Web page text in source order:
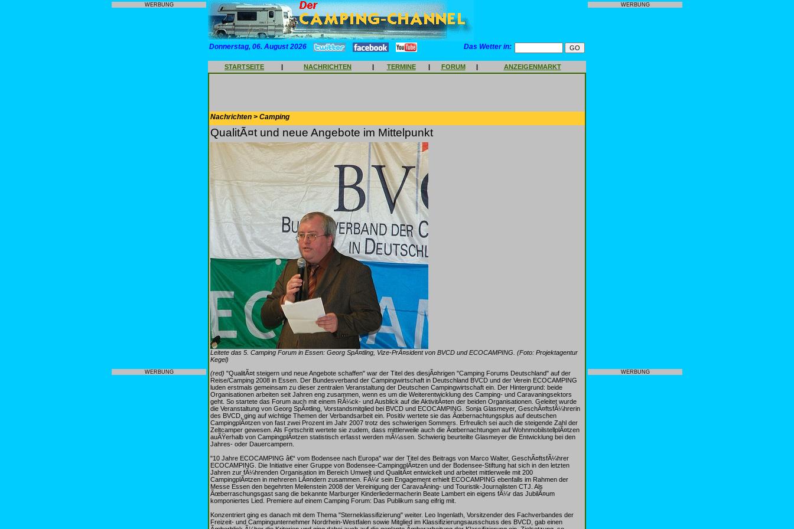
WERBUNG
WERBUNG
Donnerstag, 06. August 2026 Das Wetter in:
STARTSEITE | NACHRICHTEN | TERMINE | FORUM | ANZEIGENMARKT
Nachrichten > Camping
QualitÃ¤t und neue Angebote im Mittelpunkt
Leitete das 5. Camping Forum in Essen: Georg SpÃ¤tling, Vize-PrÃ¤sident von BVCD und ECOCAMPING. (Foto: Projektagentur
Kegel)
(red) "QualitÃ¤t steigern und neue Angebote schaffen" war der Titel des diesjÃ¤hrigen "Camping Forums Deutschland" auf der
Reise/Camping 2008 in Essen. Der Bundesverband der Campingwirtschaft in Deutschland BVCD und der Verein ECOCAMPING
luden erstmals gemeinsam zu dieser zentralen Veranstaltung der Deutschen Campingwirtschaft ein. Der Hintergrund: beide
Organisationen arbeiten seit Jahren eng zusammen, wenn es um die Weiterentwicklung des Camping- und Caravaningsektors
geht. So startete das Forum auch mit einem RÃ¼ck- und Ausblick auf die AktivitÃ¤ten der beiden Organisationen. Geleitet wurde
die Veranstaltung von Georg SpÃ¤tling, Vorstandsmitglied bei BVCD und ECOCAMPING. Sonja Glasmeyer, GeschÃ¤ftsfÃ¼hrerin
des BVCD, ging auf wichtige Themen der Verbandsarbeit ein. Positiv wertete sie das Ãœbernachtungsplus auf deutschen
CampingplÃ¤tzen von fast zwei Prozent im Jahr 2007 trotz des schwierigen Sommers. Erfreulich sei auch die steigende Zahl der
Zeltcamper gewesen. Als Fortschritt wertete sie zudem, dass mittlerweile auch die Ãœbernachtungen auf WohnmobilstellplÃ¤tzen
auÃŸerhalb von CampingplÃ¤tzen statistisch erfasst werden mÃ¼ssen. Schwierig beurteilte Glasmeyer die Entwicklung bei den
Jahres- oder Dauercampern.
"10 Jahre ECOCAMPING â€“ vom Bodensee nach Europa" war der Titel des Beitrags von Marco Walter, GeschÃ¤ftsfÃ¼hrer
ECOCAMPING. Die Initiative einer Gruppe von Bodensee-CampingplÃ¤tzen und der Bodensee-Stiftung hat sich in den letzten
Jahren zur fÃ¼hrenden Organisation im Bereich Umwelt und QualitÃ¤t entwickelt und arbeitet mittlerweile mit 200
CampingplÃ¤tzen in mehreren LÃ¤ndern zusammen. FÃ¼r sein Engagement erhielt ECOCAMPING ebenfalls im Rahmen der
Messe Essen den begehrten Meilenstein 2008 der Vereinigung der CaravaÂ­ning- und Touristik-Journalisten CTJ. Als
Ãœberraschungsgast sang die bekannte Marburger Kinderliedermacherin Beate Lambert ein eigens fÃ¼r das JubilÃ¤um
komponiertes Lied. Premiere auf einem Camping Forum: Das Publikum sang eifrig mit.
Konzentriert ging es danach mit dem Thema "Sterneklassifizierung" weiter. Leo Ingenlath, Vorsitzender des Fachverbandes der
Freizeit- und Campingunternehmer Nordrhein-Westfalen sowie Mitglied im Klassifizierungsausschuss des BVCD, gab einen
WERBUNG
WERBUNG